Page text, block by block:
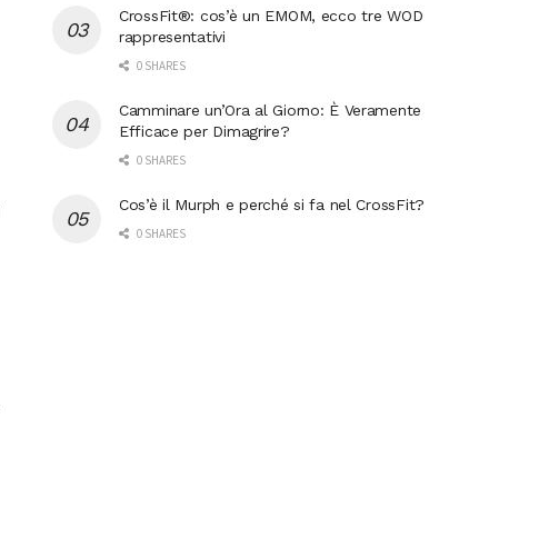
CrossFit®: cos’è un EMOM, ecco tre WOD
rappresentativi
0 SHARES
Camminare un’Ora al Giorno: È Veramente
Efficace per Dimagrire?
0 SHARES
Cos’è il Murph e perché si fa nel CrossFit?
0 SHARES